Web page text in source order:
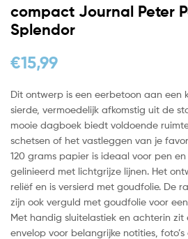
compact Journal Peter
Splendor
€15,99
Dit ontwerp is een eerbetoon aan een
sierde, vermoedelijk afkomstig uit de
mooie dagboek biedt voldoende
schetsen of het vastleggen van je
120 grams papier is ideaal voor pen
gelinieerd met lichtgrijze lijnen. Het
reliëf en is versierd met goudfolie. De
zijn ook verguld met goudfolie voor
Met handig sluitelastiek en achterin
envelop voor belangrijke notities,